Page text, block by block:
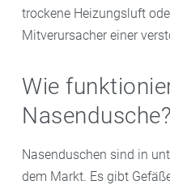
trockene Heizungsluft
Mitverursacher einer
Wie
Nasendusche?
Nasenduschen sind in
dem Markt. Es gibt